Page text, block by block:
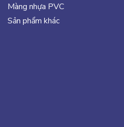
Màng nhựa PVC
Sản phẩm khác